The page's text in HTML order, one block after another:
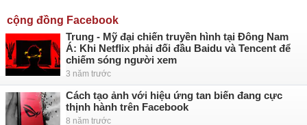
cộng đồng Facebook
Trung - Mỹ đại chiến truyền hình tại Đông Nam
Á: Khi Netflix phải đối đầu Baidu và Tencent để
chiếm sóng người xem
3 năm trước
Cách tạo ảnh với hiệu ứng tan biến đang cực
thịnh hành trên Facebook
8 năm trước